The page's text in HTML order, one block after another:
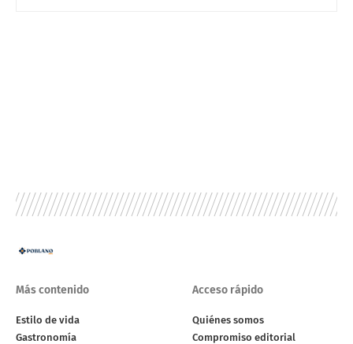
Más contenido
Estilo de vida
Gastronomía
Acceso rápido
Quiénes somos
Compromiso editorial